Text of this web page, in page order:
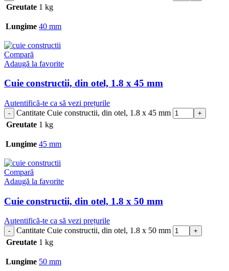
Greutate 1 kg
Lungime 40 mm
Compară
Adaugă la favorite
Cuie constructii, din otel, 1.8 x 45 mm
Autentifică-te ca să vezi prețurile
Cantitate Cuie constructii, din otel, 1.8 x 45 mm
Greutate 1 kg
Lungime 45 mm
Compară
Adaugă la favorite
Cuie constructii, din otel, 1.8 x 50 mm
Autentifică-te ca să vezi prețurile
Cantitate Cuie constructii, din otel, 1.8 x 50 mm
Greutate 1 kg
Lungime 50 mm